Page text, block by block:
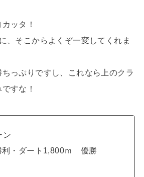
ッタ！
、そこからよくぞ一変してくれま
っぷりですし、これなら上のクラ
すな！
ン
・ダート1,800ｍ 優勝